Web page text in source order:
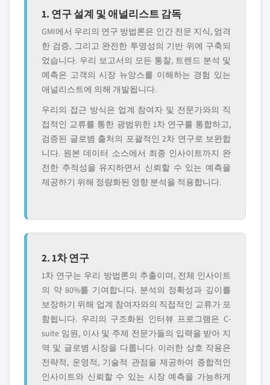
1. 연구 설계 및 애널리스트 감독
GMI에서 우리의 연구 방법론은 인간 전문 지식, 엄격
한 검증, 그리고 완전한 투명성의 기반 위에 구축되
었습니다. 우리 보고서의 모든 통찰, 트렌드 분석 및
예측은 고객의 시장 뉴앙스를 이해하는 경험 있는
애널리스트에 의해 개발됩니다.
우리의 접근 방식은 업계 참여자 및 전문가와의 직
접적인 교류를 통한 광범위한 1차 연구를 통합하고,
검증된 글로볌 출처의 포괄적인 2차 연구로 보완합
니다. 원본 데이터 소스에서 최종 인사이트까지 완
전한 추적성을 유지하면서 신뢰할 수 있는 예측을
제공하기 위해 정량화된 영향 분석을 적용합니다.
2. 1차 연구
1차 연구는 우리 방법론의 추출이며, 전체 인사이트
의 약 80%를 기여합니다. 분석의 정확성과 깊이를
보장하기 위해 업계 참여자와의 직접적인 교류가 포
함됩니다. 우리의 구조화된 인터뷰 프로그램은 C-
suite 임원, 이사 및 주제 전문가들의 입력을 받아 지
역 및 글로볌 시장을 다룹니다. 이러한 상호 작용은
전략적, 운영적, 기술적 관점을 제공하여 종합적인
인사이트와 신뢰할 수 있는 시장 예측을 가능하게